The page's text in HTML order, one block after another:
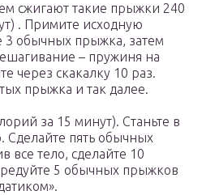
сжигают такие прыжки 240
. Примите исходную
3 обычных прыжка, затем
– пружиня на
через скакалку 10 раз.
прыжка и так далее.
за 15 минут). Станьте в
Сделайте пять обычных
тело, сделайте 10
5 обычных прыжков